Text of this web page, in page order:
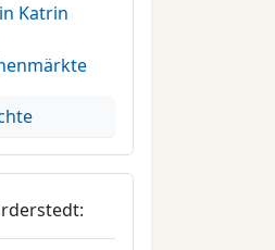
Katrin